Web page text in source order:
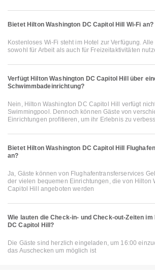
Bietet Hilton Washington DC Capitol Hill Wi-Fi an?
Kostenloses Wi-Fi steht im Hotel zur Verfügung.
sowohl für Arbeit als auch für Freizeitaktivitäten
Verfügt Hilton Washington DC Capitol Hill über
Schwimmbadeinrichtung?
Nein, Hilton Washington DC Capitol Hill verfügt
Swimmingpool. Dennoch können Gäste von
Einrichtungen profitieren, um ihr Erlebnis zu
Bietet Hilton Washington DC Capitol Hill
an?
Ja, Gäste können von Flughafentransferservices
der vielen bequemen Einrichtungen, die von Hilton
Capitol Hill angeboten werden
Wie lauten die Check-in- und Check-out-Zeiten
DC Capitol Hill?
Die Gäste sind herzlich eingeladen, um 16:00
das Auschecken um möglich ist